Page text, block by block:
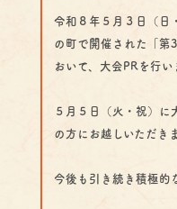
令和８年５月３日（日
の町で開催された「第
おいて、大会PRを行い
５月５日（火・祝）に
の方にお越しいただき
今後も引き続き積極的